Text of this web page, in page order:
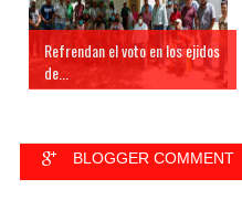
Refrendan el voto en los ejidos
de...
BLOGGER COMMENT